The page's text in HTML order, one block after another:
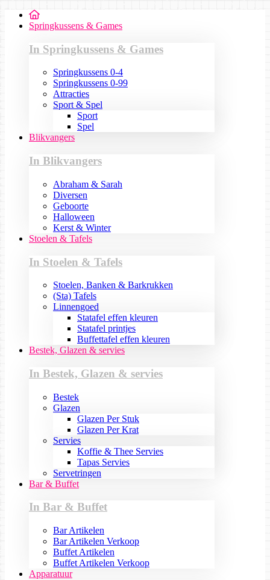
Springkussens & Games
In Springkussens & Games
Springkussens 0-4
Springkussens 0-99
Attracties
Sport & Spel
Sport
Spel
Blikvangers
In Blikvangers
Abraham & Sarah
Diversen
Geboorte
Halloween
Kerst & Winter
Stoelen & Tafels
In Stoelen & Tafels
Stoelen, Banken & Barkrukken
(Sta) Tafels
Linnengoed
Statafel effen kleuren
Statafel printjes
Buffettafel effen kleuren
Bestek, Glazen & servies
In Bestek, Glazen & servies
Bestek
Glazen
Glazen Per Stuk
Glazen Per Krat
Servies
Koffie & Thee Servies
Tapas Servies
Servetringen
Bar & Buffet
In Bar & Buffet
Bar Artikelen
Bar Artikelen Verkoop
Buffet Artikelen
Buffet Artikelen Verkoop
Apparatuur